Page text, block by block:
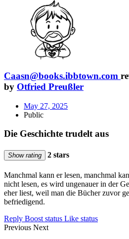
Caasn@books.ibbtown.com
by Otfried Preußler
May 27, 2025
Public
Die Geschichte trudelt aus
Show rating 2 stars
Manchmal kann er lesen, manchmal
nicht lesen, es wird ungenauer in der
eher liest, weil man die Bücher zuvor
befriedigend.
Reply Boost status Like status
Previous Next